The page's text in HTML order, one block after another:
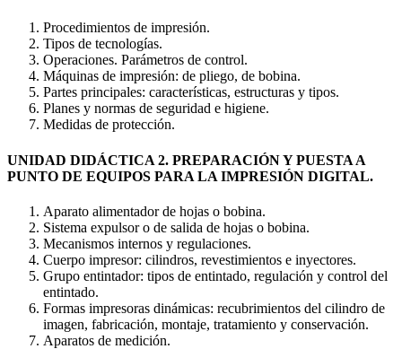
Procedimientos de impresión.
Tipos de tecnologías.
Operaciones. Parámetros de control.
Máquinas de impresión: de pliego, de bobina.
Partes principales: características, estructuras y tipos.
Planes y normas de seguridad e higiene.
Medidas de protección.
UNIDAD DIDÁCTICA 2. PREPARACIÓN Y PUESTA A
PUNTO DE EQUIPOS PARA LA IMPRESIÓN DIGITAL.
Aparato alimentador de hojas o bobina.
Sistema expulsor o de salida de hojas o bobina.
Mecanismos internos y regulaciones.
Cuerpo impresor: cilindros, revestimientos e inyectores.
Grupo entintador: tipos de entintado, regulación y control del
entintado.
Formas impresoras dinámicas: recubrimientos del cilindro de
imagen, fabricación, montaje, tratamiento y conservación.
Aparatos de medición.